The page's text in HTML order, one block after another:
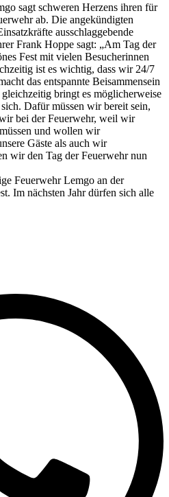
sagt schweren Herzens ihren für
ab. Die angekündigten
ausschlaggebende
Frank Hoppe sagt: „Am Tag der
Fest mit vielen Besucherinnen
ist es wichtig, dass wir 24/7
das entspannte Beisammensein
bringt es möglicherweise
Dafür müssen wir bereit sein,
bei der Feuerwehr, weil wir
und wollen wir
Gäste als auch wir
wir den Tag der Feuerwehr nun
Feuerwehr Lemgo an der
Im nächsten Jahr dürfen sich alle